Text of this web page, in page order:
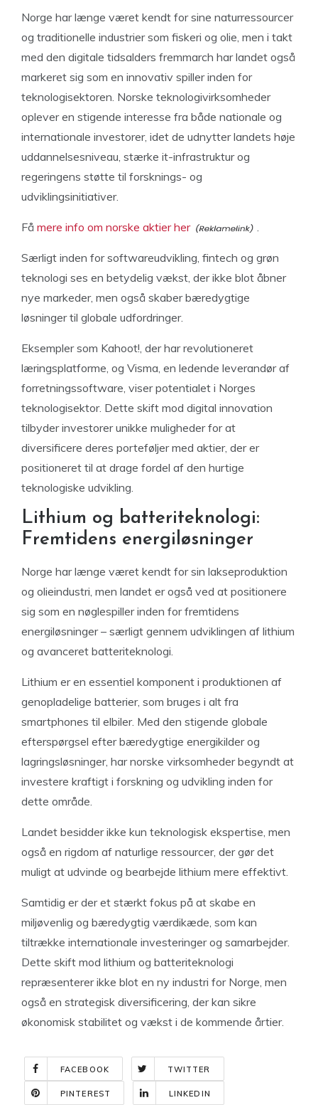
Norge har længe været kendt for sine naturressourcer
og traditionelle industrier som fiskeri og olie, men i takt
med den digitale tidsalders fremmarch har landet også
markeret sig som en innovativ spiller inden for
teknologisektoren. Norske teknologivirksomheder
oplever en stigende interesse fra både nationale og
internationale investorer, idet de udnytter landets høje
uddannelsesniveau, stærke it-infrastruktur og
regeringens støtte til forsknings- og
udviklingsinitiativer.
Få mere info om norske aktier her .
Særligt inden for softwareudvikling, fintech og grøn
teknologi ses en betydelig vækst, der ikke blot åbner
nye markeder, men også skaber bæredygtige
løsninger til globale udfordringer.
Eksempler som Kahoot!, der har revolutioneret
læringsplatforme, og Visma, en ledende leverandør af
forretningssoftware, viser potentialet i Norges
teknologisektor. Dette skift mod digital innovation
tilbyder investorer unikke muligheder for at
diversificere deres porteføljer med aktier, der er
positioneret til at drage fordel af den hurtige
teknologiske udvikling.
Lithium og batteriteknologi:
Fremtidens energiløsninger
Norge har længe været kendt for sin lakseproduktion
og olieindustri, men landet er også ved at positionere
sig som en nøglespiller inden for fremtidens
energiløsninger – særligt gennem udviklingen af lithium
og avanceret batteriteknologi.
Lithium er en essentiel komponent i produktionen af
genopladelige batterier, som bruges i alt fra
smartphones til elbiler. Med den stigende globale
efterspørgsel efter bæredygtige energikilder og
lagringsløsninger, har norske virksomheder begyndt at
investere kraftigt i forskning og udvikling inden for
dette område.
Landet besidder ikke kun teknologisk ekspertise, men
også en rigdom af naturlige ressourcer, der gør det
muligt at udvinde og bearbejde lithium mere effektivt.
Samtidig er der et stærkt fokus på at skabe en
miljøvenlig og bæredygtig værdikæde, som kan
tiltrække internationale investeringer og samarbejder.
Dette skift mod lithium og batteriteknologi
repræsenterer ikke blot en ny industri for Norge, men
også en strategisk diversificering, der kan sikre
økonomisk stabilitet og vækst i de kommende årtier.
FACEBOOK TWITTER
PINTEREST LINKEDIN